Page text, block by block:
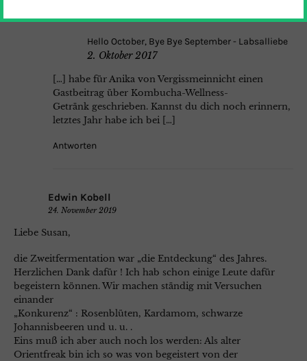
Hello October, Bye Bye September - Labsalliebe
2. Oktober 2017
[…] habe für Anika von Vergissmeinnicht einen
Gastbeitrag über Kombucha-Wellness-
Getränk geschrieben. Kannst du dich noch erinnern,
letztes Jahr habe ich bei […]
Antworten
Edwin Kobell
24. November 2019
Liebe Susan,
die Zweitfermentation war „die Entdeckung“ des Jahres.
Herzlichen Dank dafür ! Ich hab schon einige Leute dafür
begeistern können. Wir machen ständig mit Versuchen
einander
„Konkurenz“ : Rosenblüten, Kardamom, schwarze
Johannisbeeren und u. u. .
Eins muß ich aber auch noch los werden: Als alter
Orientfreak bin ich so was von begeistert von der